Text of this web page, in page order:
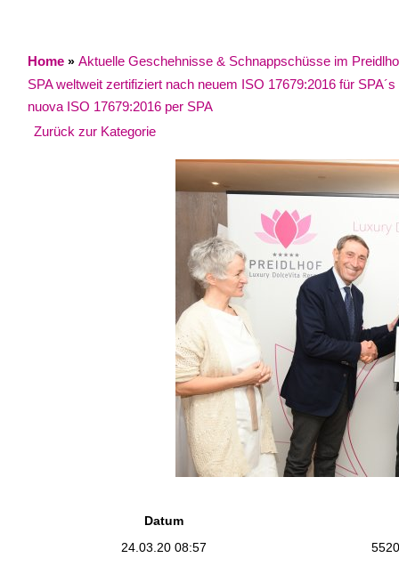
Home » Aktuelle Geschehnisse & Schnappschüsse im
SPA weltweit zertifiziert nach neuem ISO 17679:2016 für
nuova ISO 17679:2016 per SPA
Zurück zur Kategorie
Datum
24.03.20 08:57